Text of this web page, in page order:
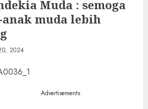
Muda : semoga
muda lebih
2024
Advertisements